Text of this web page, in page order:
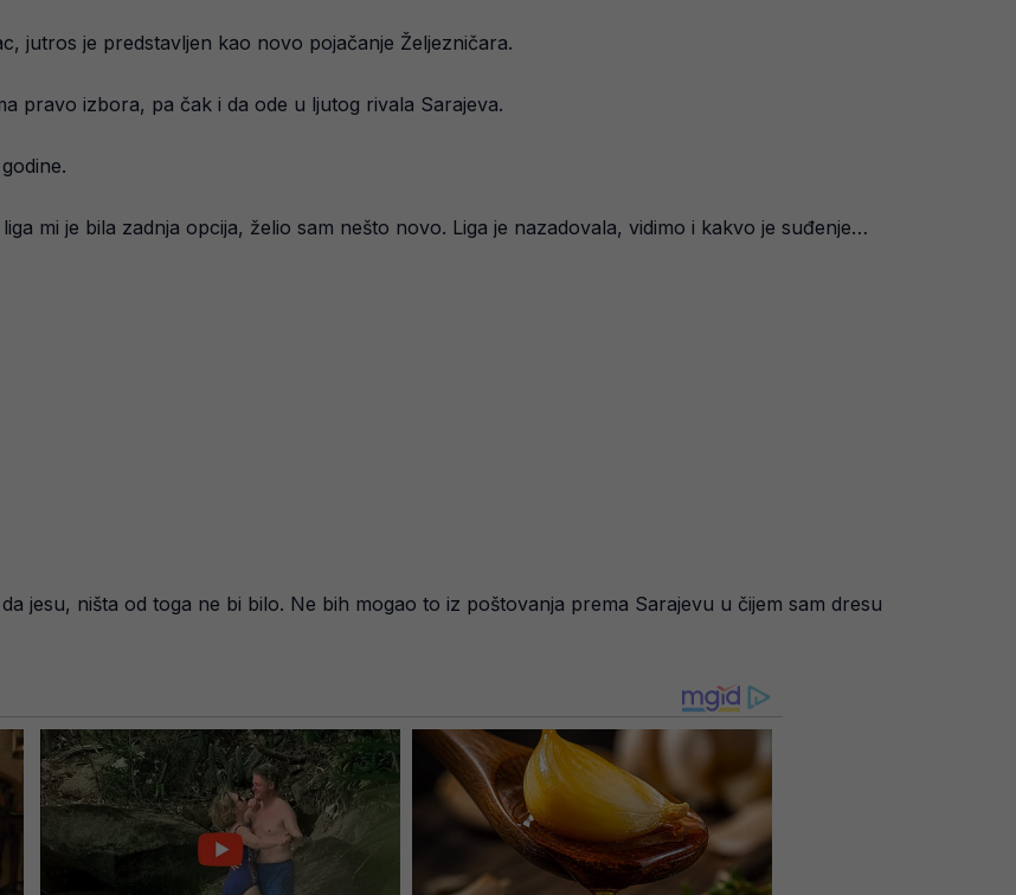
jutros je predstavljen kao novo pojačanje Željezničara.
pravo izbora, pa čak i da ode u ljutog rivala Sarajeva.
mi je bila zadnja opcija, želio sam nešto novo. Liga je nazadovala, vidimo i kakvo je suđenje…
jesu, ništa od toga ne bi bilo. Ne bih mogao to iz poštovanja prema Sarajevu u čijem sam dresu